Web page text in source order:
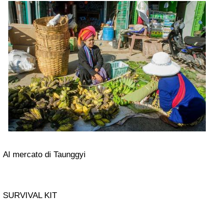
Al mercato di Taunggyi
SURVIVAL KIT